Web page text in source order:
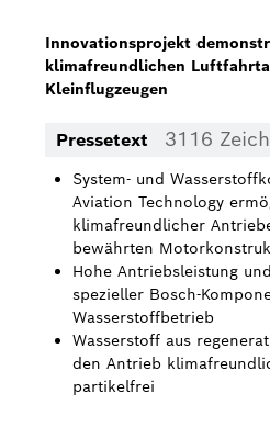
Karriere bei Bosch in
Kontakt
Innovationsprojekt
klimafreundlichen
Kleinflugzeugen
Pressetext 3116
System- und
Aviation Technology
klimafreundlicher
bewährten
Hohe Antriebsleistung
spezieller Bosch-
Wasserstoffbetrieb
Wasserstoff aus
den Antrieb
partikelfrei